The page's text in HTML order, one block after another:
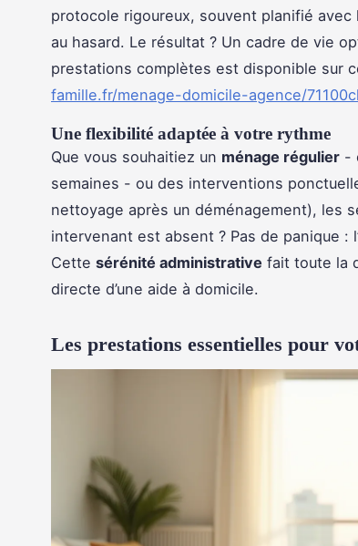
protocole rigoureux, souvent planifié
au hasard. Le résultat ? Un cadre de vie
prestations complètes est disponible sur
famille.fr/menage-domicile-agence/
Une flexibilité adaptée à votre rythme
Que vous souhaitiez un ménage régulier -
semaines - ou des interventions
nettoyage après un déménagement), les
intervenant est absent ? Pas de panique :
Cette sérénité administrative fait toute la
directe d’une aide à domicile.
Les prestations essentielles pour